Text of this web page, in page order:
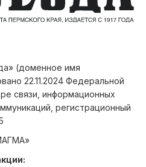
(доменное имя
22.11.2024 Федеральной
связи, информационных
регистрационный